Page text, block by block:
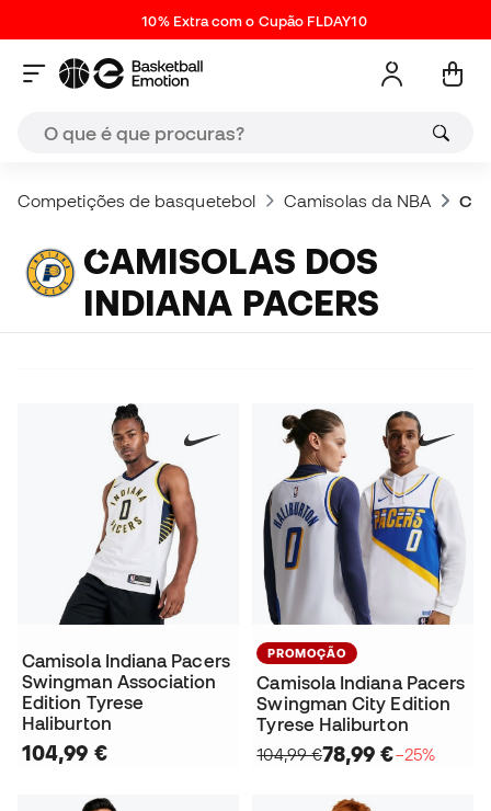
10% Extra com o Cupão FLDAY10
Competições de basquetebol Camisolas da NBA
CAMISOLAS DOS
INDIANA PACERS
Camisola Indiana Pacers
Swingman Association
Edition Tyrese
Haliburton
104,99 €
PROMOÇÃO
Camisola Indiana Pacers
Swingman City Edition
Tyrese Haliburton
104,99 €78,99 €−25%